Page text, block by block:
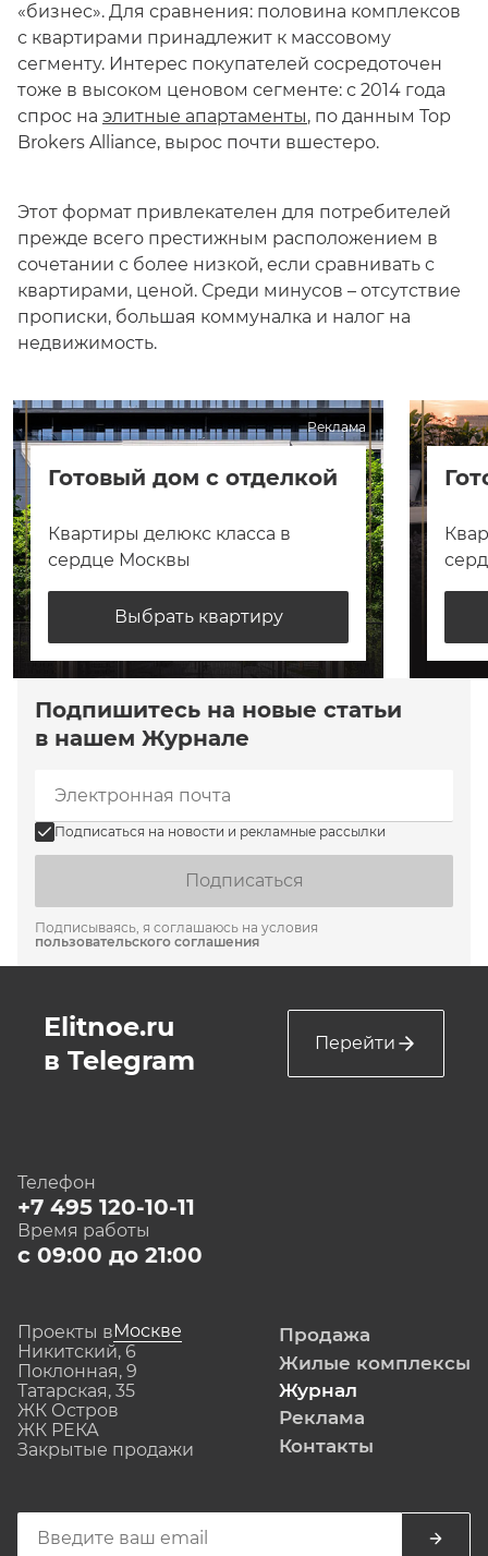
«бизнес». Для сравнения: половина комплексов
с квартирами принадлежит к массовому
сегменту. Интерес покупателей сосредоточен
тоже в высоком ценовом сегменте: с 2014 года
спрос на элитные апартаменты, по данным Тор
Brokers Alliance, вырос почти вшестеро.
Этот формат привлекателен для потребителей
прежде всего престижным расположением в
сочетании с более низкой, если сравнивать с
квартирами, ценой. Среди минусов – отсутствие
прописки, большая коммуналка и налог на
недвижимость.
Реклама
Готовый дом с отделкой
Квартиры делюкс класса в
сердце Москвы
Выбрать квартиру
Подпишитесь на новые статьи
в нашем Журнале
Подписаться на новости и рекламные рассылки
Подписаться
Подписываясь, я соглашаюсь на условия
пользовательского соглашения
Elitnoe.ru
в Telegram
Перейти
Телефон
+7 495 120-10-11
Время работы
с 09:00 до 21:00
Проекты вМоскве
Никитский, 6
Поклонная, 9
Татарская, 35
ЖК Остров
ЖК РЕКА
Закрытые продажи
Продажа
Жилые комплексы
Журнал
Реклама
Контакты